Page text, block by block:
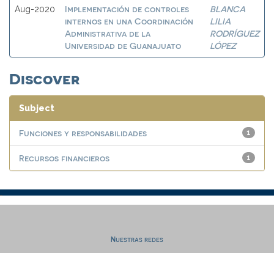
Aug-2020
Implementación de controles
internos en una Coordinación
Administrativa de la
Universidad de Guanajuato
BLANCA
LILIA
RODRÍGUEZ
LÓPEZ
Discover
Subject
1
Funciones y responsabilidades
1
Recursos financieros
Nuestras redes